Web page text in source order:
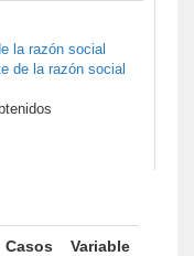
la razón social
de la razón social
Casos Variable